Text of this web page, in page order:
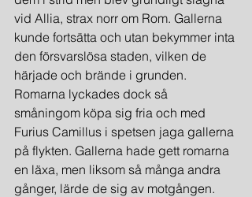
vid Allia, strax norr om Rom. Gallerna
kunde fortsätta och utan bekymmer inta
den försvarslösa staden, vilken de
härjade och brände i grunden.
Romarna lyckades dock så
småningom köpa sig fria och med
Furius Camillus i spetsen jaga gallerna
på flykten. Gallerna hade gett romarna
en läxa, men liksom så många andra
gånger, lärde de sig av motgången.